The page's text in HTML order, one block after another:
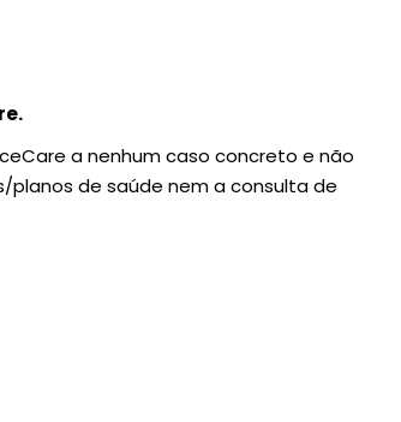
a nenhum caso concreto e não
de saúde nem a consulta de